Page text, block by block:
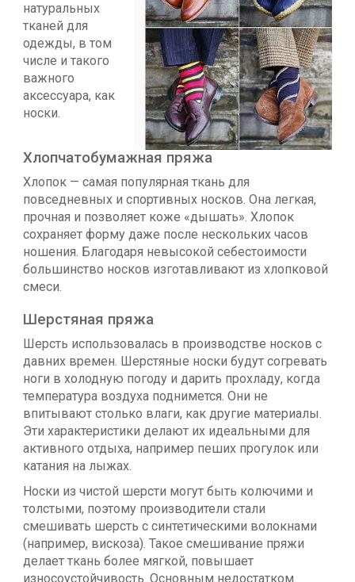
натуральных
тканей для
одежды, в том
числе и такого
важного
аксессуара, как
носки.
Хлопчатобумажная пряжа
Хлопок — самая популярная ткань для
повседневных и спортивных носков. Она легкая,
прочная и позволяет коже «дышать». Хлопок
сохраняет форму даже после нескольких часов
ношения. Благодаря невысокой себестоимости
большинство носков изготавливают из хлопковой
смеси.
Шерстяная пряжа
Шерсть использовалась в производстве носков с
давних времен. Шерстяные носки будут согревать
ноги в холодную погоду и дарить прохладу, когда
температура воздуха поднимется. Они не
впитывают столько влаги, как другие материалы.
Эти характеристики делают их идеальными для
активного отдыха, например пеших прогулок или
катания на лыжах.
Носки из чистой шерсти могут быть колючими и
толстыми, поэтому производители стали
смешивать шерсть с синтетическими волокнами
(например, вискоза). Такое смешивание пряжи
делает ткань более мягкой, повышает
износоустойчивость. Основным недостатком